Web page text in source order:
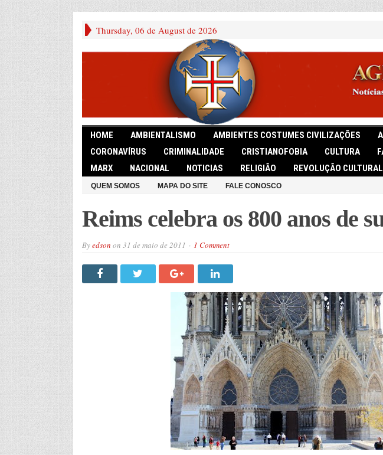
Thursday, 06 de August de 2026
HOME AMBIENTALISMO AMBIENTES COSTUMES CIVILIZAÇÕES
CORONAVÍRUS
CRIMINALIDADE CRISTIANOFOBIA CULTURA
MARX
NACIONAL NOTICIAS RELIGIÃO REVOLUÇÃO CULTURAL
QUEM SOMOS MAPA DO SITE FALE CONOSCO
Reims celebra os 800 anos de
Byedson on 31 de maio de 2011 1 Comment